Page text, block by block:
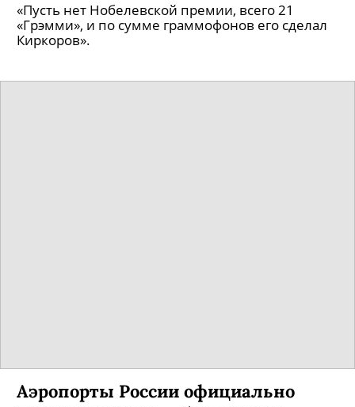
«Пусть нет Нобелевской премии, всего 21
«Грэмми», и по сумме граммофонов его сделал
Киркоров».
Аэропорты России официально